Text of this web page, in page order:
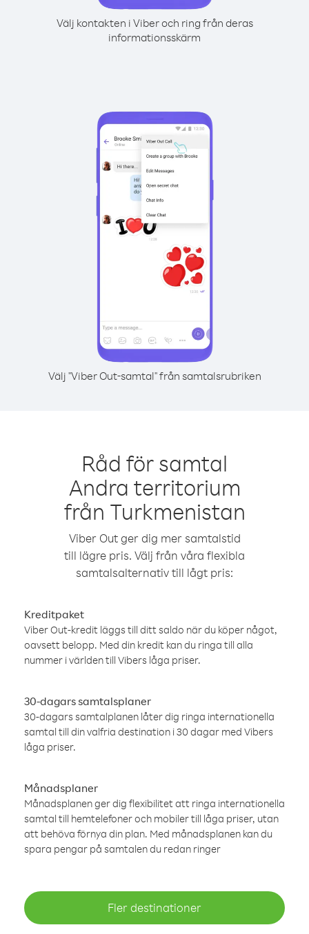
Välj kontakten i Viber och ring från deras
informationsskärm
Välj "Viber Out-samtal" från samtalsrubriken
Råd för samtal
Andra territorium
från Turkmenistan
Viber Out ger dig mer samtalstid
till lägre pris. Välj från våra flexibla
samtalsalternativ till lågt pris:
Kreditpaket
Viber Out-kredit läggs till ditt saldo när du köper något,
oavsett belopp. Med din kredit kan du ringa till alla
nummer i världen till Vibers låga priser.
30-dagars samtalsplaner
30-dagars samtalplanen låter dig ringa internationella
samtal till din valfria destination i 30 dagar med Vibers
låga priser.
Månadsplaner
Månadsplanen ger dig flexibilitet att ringa internationella
samtal till hemtelefoner och mobiler till låga priser, utan
att behöva förnya din plan. Med månadsplanen kan du
spara pengar på samtalen du redan ringer
Fler destinationer